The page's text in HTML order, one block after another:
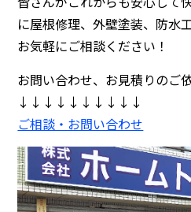
に屋根修理、外壁塗装、防水
お気軽にご相談ください！
お問い合わせ、お見積りのご
↓↓↓↓↓↓↓↓↓↓
ご相談・お問い合わせ